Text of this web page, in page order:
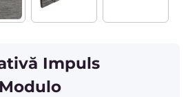
Impuls